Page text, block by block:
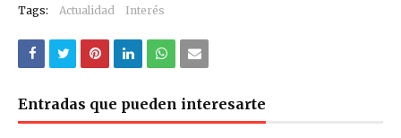
Tags: Actualidad Interés
Entradas que pueden interesarte